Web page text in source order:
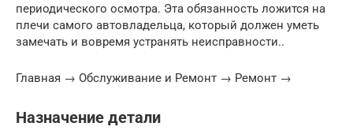
периодического осмотра. Эта обязанность ложится на
плечи самого автовладельца, который должен уметь
замечать и вовремя устранять неисправности..
Главная → Обслуживание и Ремонт → Ремонт →
Назначение детали